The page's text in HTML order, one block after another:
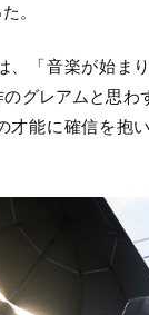
。
、「音楽が始ま
グレアムと思わ
才能に確信を抱